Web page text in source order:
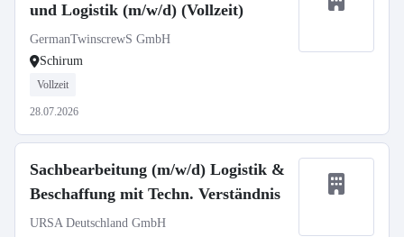
und Logistik (m/w/d) (Vollzeit)
GermanTwinscrewS GmbH
Schirum
Vollzeit
28.07.2026
Sachbearbeitung (m/w/d) Logistik &
Beschaffung mit Techn. Verständnis
URSA Deutschland GmbH